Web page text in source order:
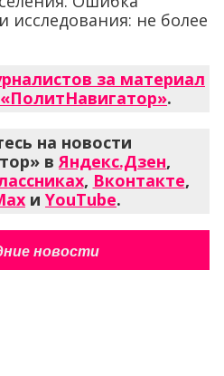
исследования: не более
за материал
.
на новости
в Яндекс.Дзен,
, Вконтакте,
и YouTube.
новости